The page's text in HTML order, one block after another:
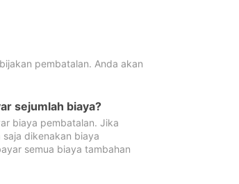
pembatalan. Anda akan
sejumlah biaya?
biaya pembatalan. Jika
dikenakan biaya
semua biaya tambahan